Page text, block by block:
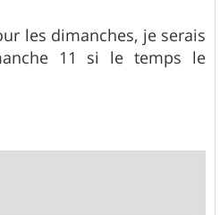
les dimanches, je serais
11 si le temps le